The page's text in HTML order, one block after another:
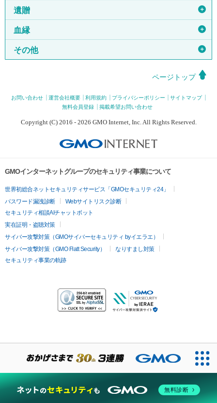
遺贈 ＋
血縁 ＋
その他 ＋
ページトップ
お問い合わせ 運営会社概要 利用規約 プライバシーポリシー
サイトマップ
無料会員登録
掲載希望お問い合わせ
Copyright (C) 2016 - 2026 GMO Internet, Inc. All Rights Reserved.
GMOインターネットグループのセキュリティ事業について
世界初総合ネットセキュリティサービス「GMOセキュリティ24」
パスワード漏洩診断
Webサイトリスク診断
セキュリティ相談AIチャットボット
実在証明・盗聴対策
サイバー攻撃対策（GMOサイバーセキュリティ byイエラエ）
サイバー攻撃対策（GMO Flatt Security）
なりすまし対策
セキュリティ事業の軌跡
無料診断